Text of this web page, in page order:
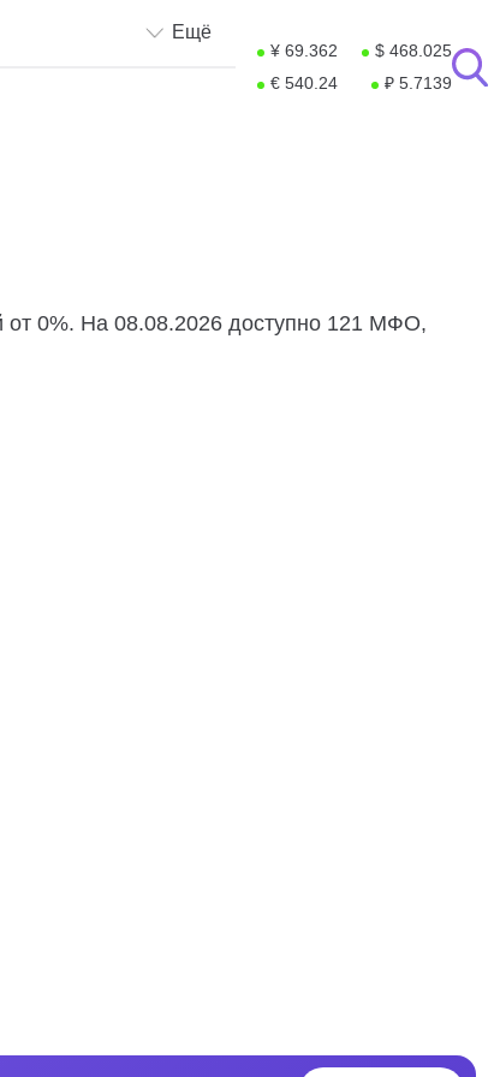
Ещё
¥ 69.362
$ 468.025
€ 540.24
₽ 5.7139
от 0%. На 08.08.2026 доступно 121 МФО,